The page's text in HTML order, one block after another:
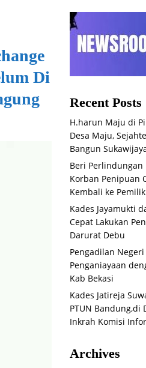
Di
Recent Posts
H.harun Maju di
Desa Maju,
Bangun
Beri Perlindungan
Korban Penipuan
Kembali ke
Kades Jayamukti
Cepat Lakukan
Darurat Debu
Pengadilan
Penganiayaan
Kab Bekasi
Kades Jatireja
PTUN Bandung,di
Inkrah Komisi
Archives